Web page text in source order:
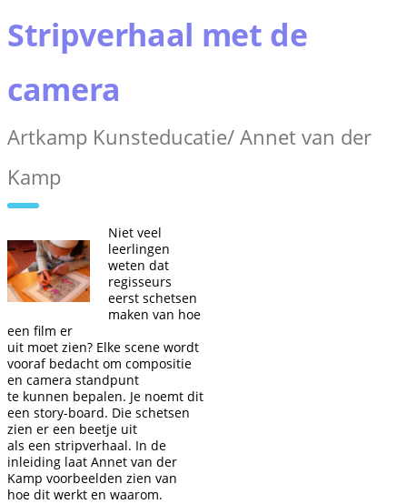
Stripverhaal met de
camera
Artkamp Kunsteducatie/ Annet van der
Kamp
Niet veel
leerlingen
weten dat
regisseurs
eerst schetsen
maken van hoe
een film er
uit moet zien? Elke scene wordt
vooraf bedacht om compositie
en camera standpunt
te kunnen bepalen. Je noemt dit
een story-board. Die schetsen
zien er een beetje uit
als een stripverhaal. In de
inleiding laat Annet van der
Kamp voorbeelden zien van
hoe dit werkt en waarom.